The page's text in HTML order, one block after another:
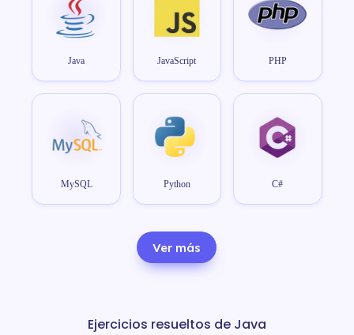
Java JavaScript PHP
MySQL Python C#
Ver más
Ejercicios resueltos de Java